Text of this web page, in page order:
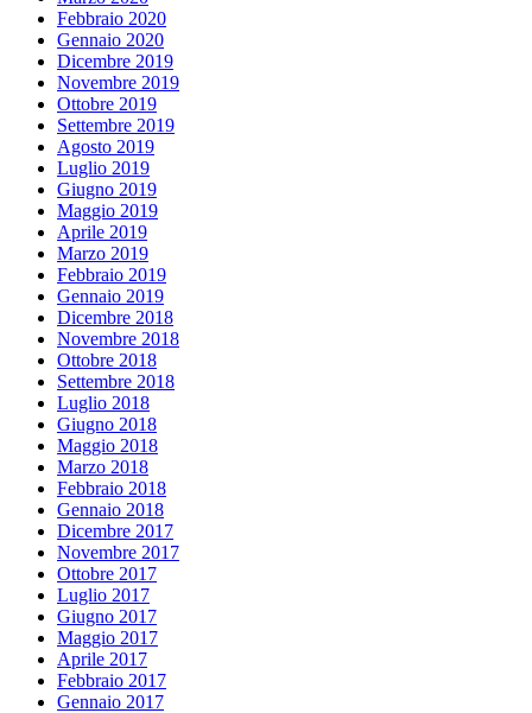
Febbraio 2020
Gennaio 2020
Dicembre 2019
Novembre 2019
Ottobre 2019
Settembre 2019
Agosto 2019
Luglio 2019
Giugno 2019
Maggio 2019
Aprile 2019
Marzo 2019
Febbraio 2019
Gennaio 2019
Dicembre 2018
Novembre 2018
Ottobre 2018
Settembre 2018
Luglio 2018
Giugno 2018
Maggio 2018
Marzo 2018
Febbraio 2018
Gennaio 2018
Dicembre 2017
Novembre 2017
Ottobre 2017
Luglio 2017
Giugno 2017
Maggio 2017
Aprile 2017
Febbraio 2017
Gennaio 2017